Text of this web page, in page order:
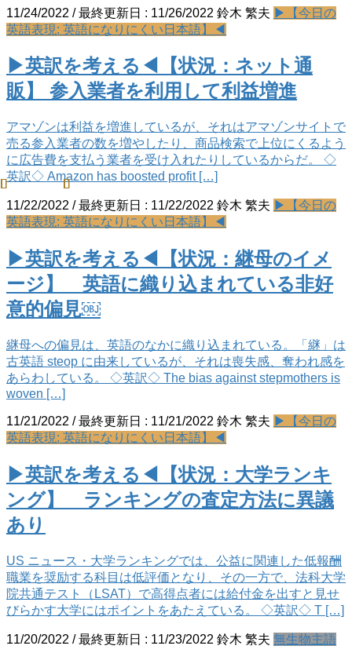
11/24/2022 / 最終更新日 : 11/26/2022 鈴木 繁夫 ▶【今日の
英語表現: 英語になりにくい日本語】◀
▶英訳を考える◀【状況：ネット通
販】 参入業者を利用して利益増進
アマゾンは利益を増進しているが、それはアマゾンサイトで
売る参入業者の数を増やしたり、商品検索で上位にくるよう
に広告費を支払う業者を受け入れたりしているからだ。 ◇
英訳◇ Amazon has boosted profit […]
11/22/2022 / 最終更新日 : 11/22/2022 鈴木 繁夫 ▶【今日の
英語表現: 英語になりにくい日本語】◀
▶英訳を考える◀【状況：継母のイメ
ージ】 英語に織り込まれている非好
意的偏見￼
継母への偏見は、英語のなかに織り込まれている。「継」は
古英語 steop に由来しているが、それは喪失感、奪われ感を
あらわしている。 ◇英訳◇ The bias against stepmothers is
woven […]
11/21/2022 / 最終更新日 : 11/21/2022 鈴木 繁夫 ▶【今日の
英語表現: 英語になりにくい日本語】◀
▶英訳を考える◀【状況：大学ランキ
ング】 ランキングの査定方法に異議
あり
US ニュース・大学ランキングでは、公益に関連した低報酬
職業を奨励する科目は低評価となり、その一方で、法科大学
院共通テスト（LSAT）で高得点者には給付金を出すと見せ
びらかす大学にはポイントをあたえている。 ◇英訳◇ T […]
11/20/2022 / 最終更新日 : 11/23/2022 鈴木 繁夫 無生物主語